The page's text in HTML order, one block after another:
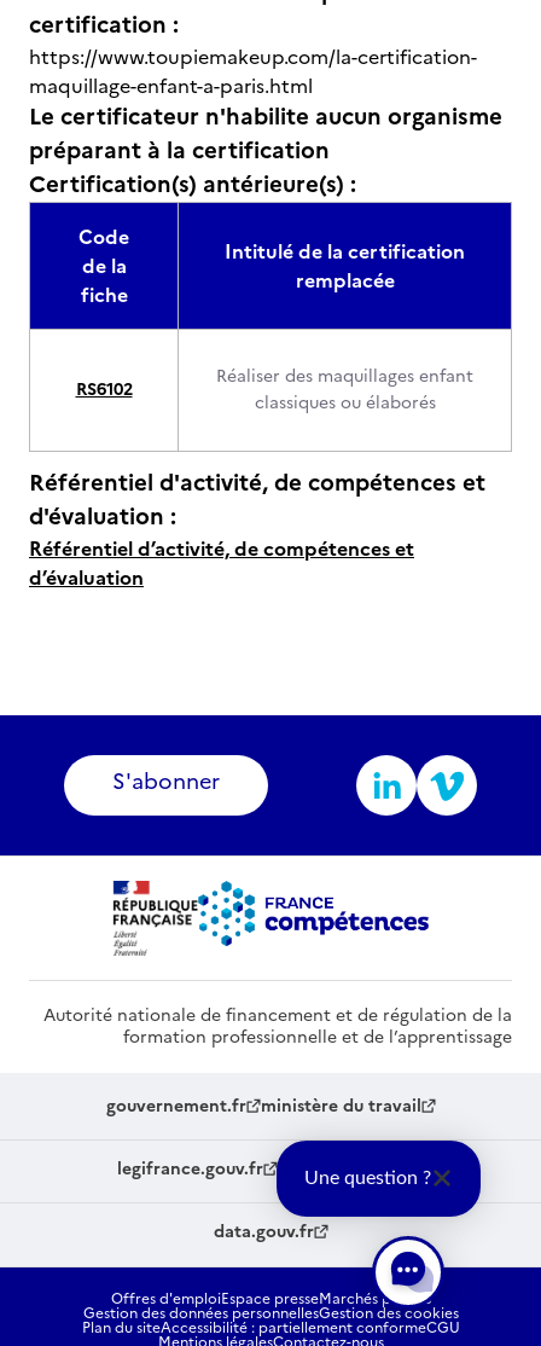
certification :
https://www.toupiemakeup.com/la-certification-
maquillage-enfant-a-paris.html
Le certificateur n'habilite aucun organisme
préparant à la certification
Certification(s) antérieure(s) :
Code
de la
fiche
Intitulé de la certification
remplacée
RS6102
Réaliser des maquillages enfant
classiques ou élaborés
Référentiel d'activité, de compétences et
d'évaluation :
Référentiel d’activité, de compétences et
d’évaluation
S'abonner
Autorité nationale de financement et de régulation de la
formation professionnelle et de l’apprentissage
gouvernement.fr ministère du travail
legifrance.gouv.fr service-public.fr
data.gouv.fr
Offres d'emploiEspace presseMarchés publics
Gestion des données personnellesGestion des cookies
Plan du siteAccessibilité : partiellement conformeCGU
Une question ?